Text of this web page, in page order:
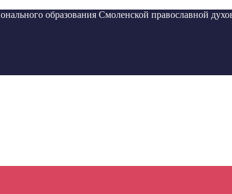
образования Смоленской православной